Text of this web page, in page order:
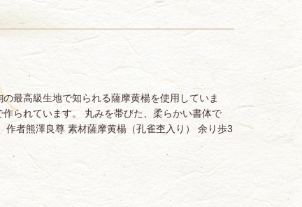
最高級生地で知られる薩摩黄楊を使用していま
られています。 丸みを帯びた、柔らかい書体で
者熊澤良尊 素材薩摩黄楊（孔雀杢入り） 余り歩3